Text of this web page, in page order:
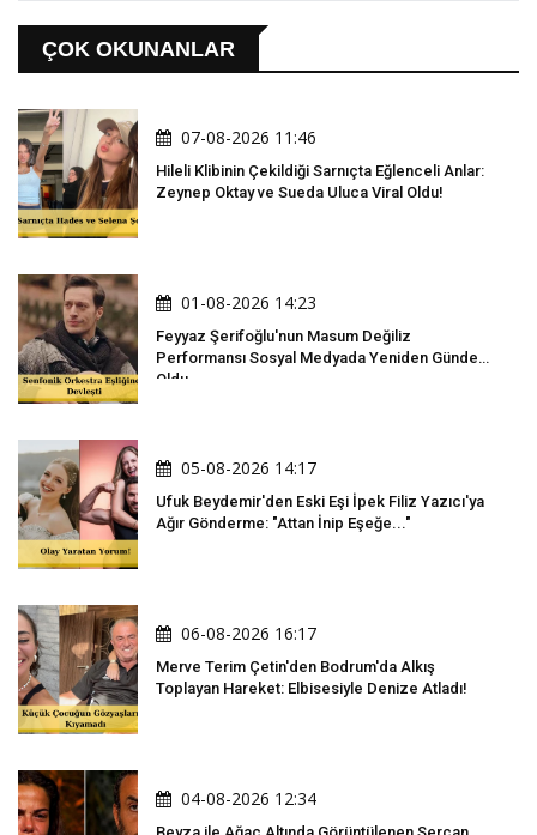
ÇOK OKUNANLAR
07-08-2026 11:46
Hileli Klibinin Çekildiği Sarnıçta Eğlenceli Anlar:
Zeynep Oktay ve Sueda Uluca Viral Oldu!
01-08-2026 14:23
Feyyaz Şerifoğlu'nun Masum Değiliz
Performansı Sosyal Medyada Yeniden Gündem
Oldu
05-08-2026 14:17
Ufuk Beydemir'den Eski Eşi İpek Filiz Yazıcı'ya
Ağır Gönderme: "Attan İnip Eşeğe..."
06-08-2026 16:17
Merve Terim Çetin'den Bodrum'da Alkış
Toplayan Hareket: Elbisesiyle Denize Atladı!
04-08-2026 12:34